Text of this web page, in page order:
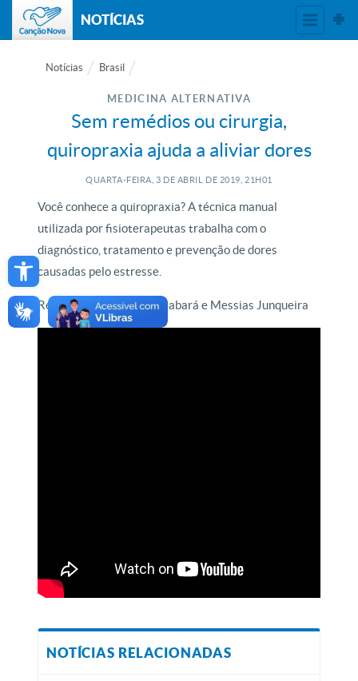
Open toolbar
NOTÍCIAS
Notícias Brasil
MEDICINA ALTERNATIVA
Sem remédios ou cirurgia,
quiropraxia ajuda a aliviar dores
QUARTA-FEIRA, 3 DE ABRIL DE 2019, 21H01
Você conhece a quiropraxia? A técnica manual
utilizada por fisioterapeutas trabalha com o
diagnóstico, tratamento e prevenção de dores
causadas pelo estresse.
Reportagem de Adilson Sabará e Messias Junqueira
NOTÍCIAS RELACIONADAS